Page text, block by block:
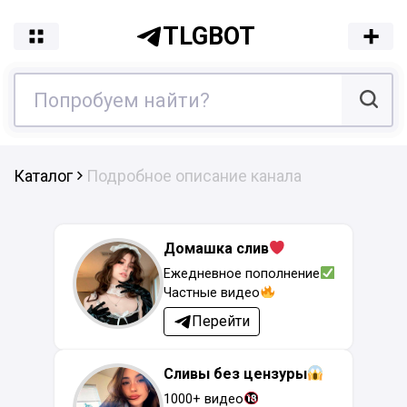
TLGBOT
Каталог Подробное описание канала
Домашка слив
Ежедневное пополнение
Частные видео
Перейти
Сливы без цензуры
1000+ видео